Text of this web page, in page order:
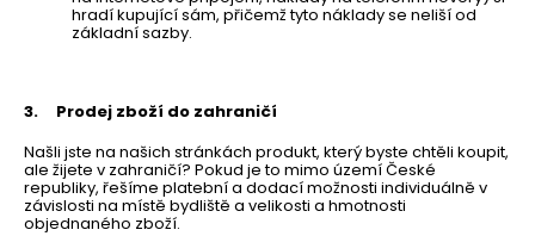
hradí kupující sám, přičemž tyto náklady se neliší od
základní sazby.
3. Prodej zboží do zahraničí
Našli jste na našich stránkách produkt, který byste chtěli koupit,
ale žijete v zahraničí? Pokud je to mimo území České
republiky, řešíme platební a dodací možnosti individuálně v
závislosti na místě bydliště a velikosti a hmotnosti
objednaného zboží.